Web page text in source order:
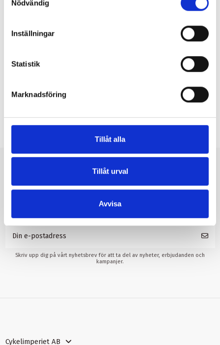
Nödvändig
Inställningar
Statistik
Marknadsföring
Tillåt alla
Tillåt urval
Avvisa
6 995,00 kr
Crescent
CYKELIMPERIETS BLOGG
Prenumerera på vårt
nyhetsbrev
Skriv upp dig på vårt nyhetsbrev för att ta del av nyheter, erbjudanden och
kampanjer.
Cykelimperiet AB